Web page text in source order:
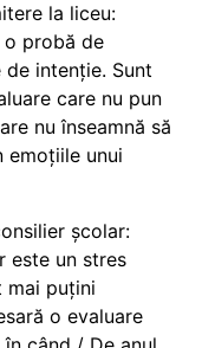
la liceu:
probă de
intenție. Sunt
care nu pun
nu înseamnă să
emoțiile unui
școlar:
este un stres
mai puțini
o evaluare